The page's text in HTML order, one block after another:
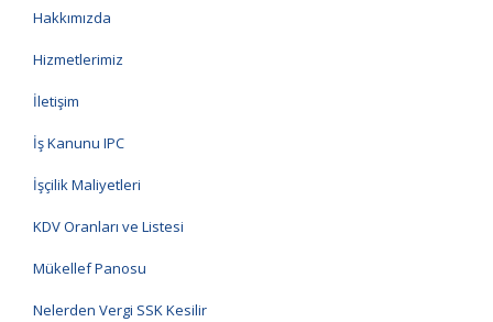
Hakkımızda
Hizmetlerimiz
İletişim
İş Kanunu IPC
İşçilik Maliyetleri
KDV Oranları ve Listesi
Mükellef Panosu
Nelerden Vergi SSK Kesilir